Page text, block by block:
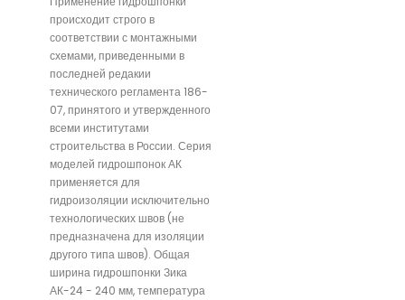
происходит строго в
соответствии с монтажными
схемами, приведенными в
последней редакии
технического регламента 186-
07, принятого и утвержденного
всеми институтами
строительства в России. Серия
моделей гидрошпонок АК
применяется для
гидроизоляции исключительно
технологических швов (не
предназначена для изоляции
другого типа швов). Общая
ширина гидрошпонки Зика
АК-24 - 240 мм, температура